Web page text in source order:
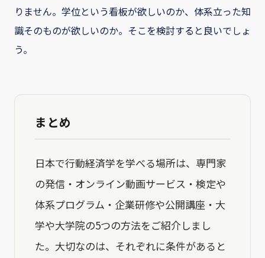
りません。学位という看板が欲しいのか、体系立った知
識そのものが欲しいのか。そこを検討すると良いでしょ
う。
まとめ
日本で行動経済学を学べる場所は、専門家
の発信・オンライン動画サービス・検定や
体系プログラム・企業研修や公開講座・大
学や大学院の5つの方法をご紹介しまし
た。大切なのは、それぞれに条件があると